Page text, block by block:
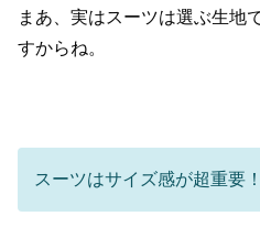
まあ、実はスーツは選ぶ生地
すからね。
スーツはサイズ感が超重要！